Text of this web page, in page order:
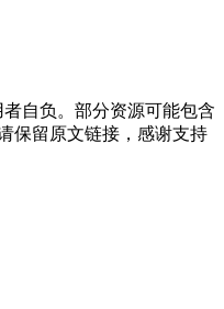
自负。部分资源可能包含
保留原文链接，感谢支持